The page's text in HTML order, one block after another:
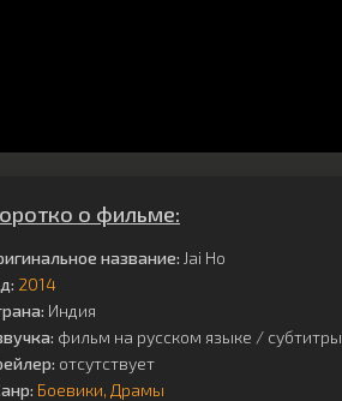
о фильме:
название: Jai Ho
2014
Индия
фильм на русском языке / субтитры
отсутствует
Боевики Драмы